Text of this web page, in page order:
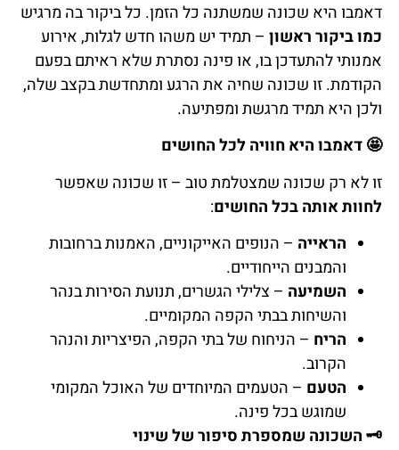
דאמבו היא שכונה שמשתנה כל הזמן. כל ביקור בה מרגיש
כמו ביקור ראשון– תמיד יש משהו חדש לגלות, אירוע
אמנותי להתעדכן בו, או פינה נסתרת שלא ראיתם בפעם
הקודמת. זו שכונה שחיה את הרגע ומתחדשת בקצב שלה,
ולכן היא תמיד מרגשת ומפתיעה.
🤩דאמבו היא חוויה לכל החושים
זו לא רק שכונה שמצטלמת טוב – זו שכונה שאפשר
לחוות אותה בכל החושים:
הראייה – הנופים האייקוניים, האמנות ברחובות
והמבנים הייחודיים.
השמיעה – צלילי הגשרים, תנועת הסירות בנהר
והשיחות בבתי הקפה המקומיים.
הריח – הניחוח של בתי הקפה, הפיצריות והנהר
הקרוב.
הטעם – הטעמים המיוחדים של האוכל המקומי
שמוגש בכל פינה.
🗝השכונה שמספרת סיפור של שינוי